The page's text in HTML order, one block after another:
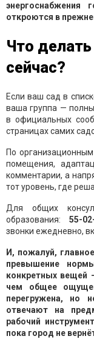
откроются в
Что
сейчас?
Если ваш сад в
ваша группа —
в официальных
страницах самих
По
помещения,
комментарии, а
тот уровень, где
Для общих
образования: 55-
звонки ежедневно,
И, пожалуй,
превышение
конкретных вещей
чем общее
перегружена, но
отвечают на
рабочий
пока город не